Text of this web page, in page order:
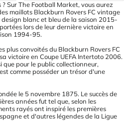
Sur The Football Market, vous aurez
maillots Blackburn Rovers FC vintage
blanc et bleu de la saison 2015-
lors de leur dernière victoire en
1994-95.
plus convoités du Blackburn Rovers FC
victoire en Coupe UEFA Intertoto 2006.
que pour le public collectionneur,
comme posséder un trésor d'une
le 5 novembre 1875. Le succès de
années fut tel que, selon les
rayés ont inspiré les premières
et d'autres légendes de la Ligue